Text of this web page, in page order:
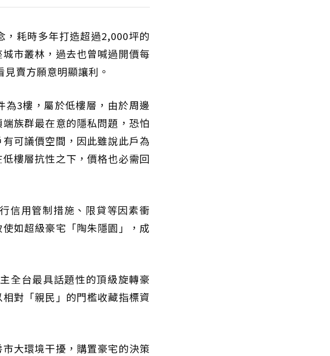
，耗時多年打造超過2,000坪的
市叢林，過去也曾喊過開價每
賣方願意明顯讓利。
3樓，屬於低樓層，由於周邊
族群最在意的隱私問題，恐怕
可議價空間，因此雖說此戶為
樓層抗性之下，價格也必需回
信用管制措施、限貸等因素衝
如超級豪宅「陶朱隱園」，成
全台最具話題性的頂級旋轉豪
對「親民」的門檻收藏指標資
大環境干擾，購置豪宅的決策